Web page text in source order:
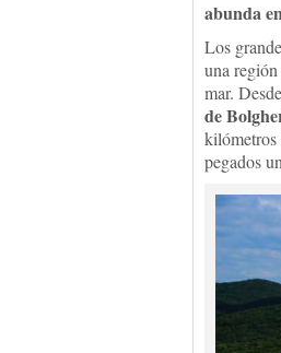
abunda
Los
una
mar.
de
kilómetros
pegados